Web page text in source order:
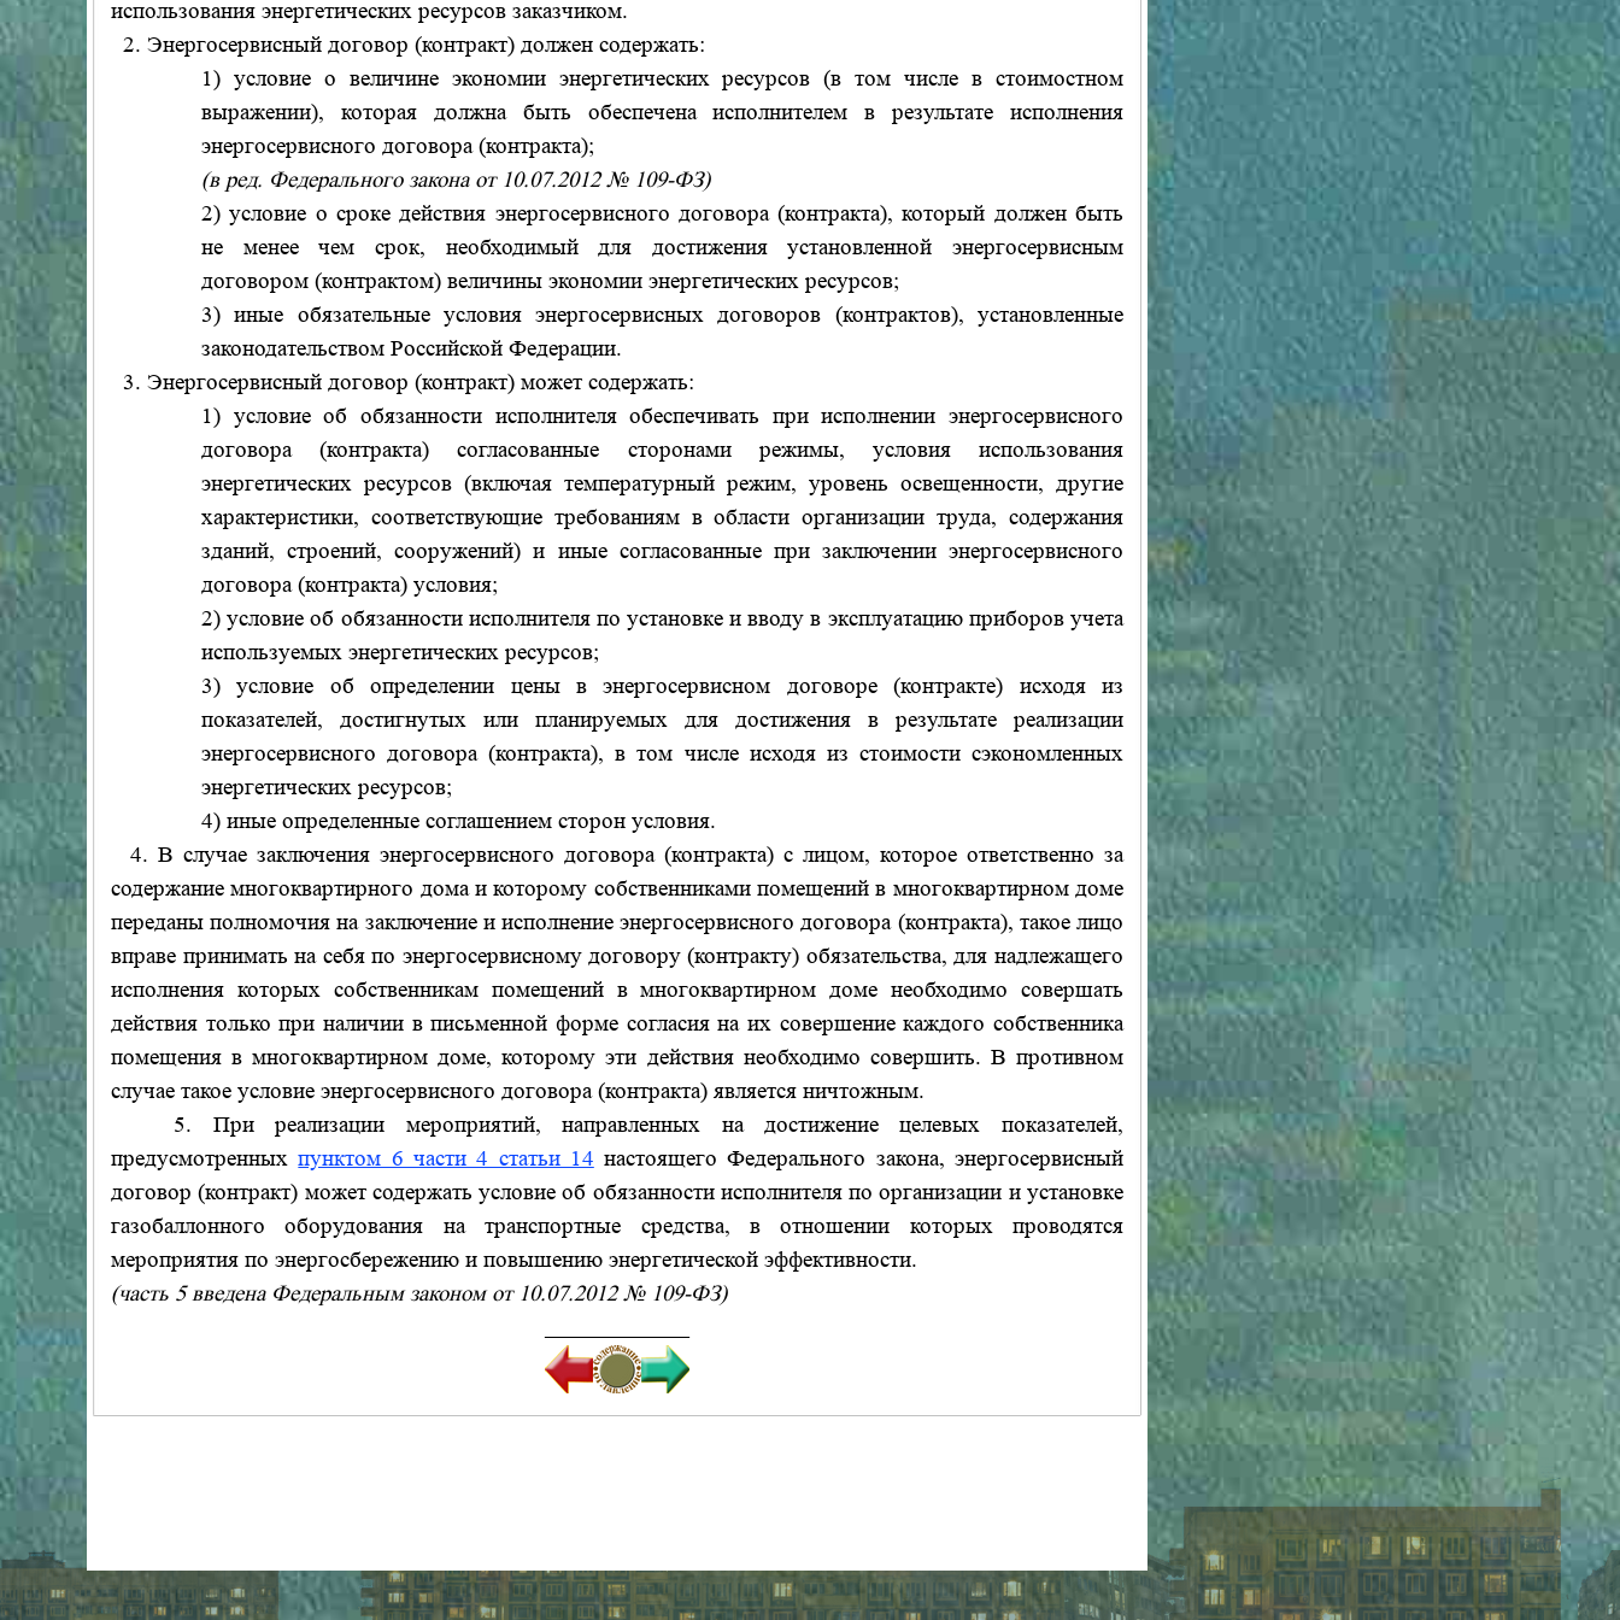
использования энергетических ресурсов заказчиком.
2. Энергосервисный договор (контракт) должен содержать:
1) условие о величине экономии энергетических ресурсов (в том числе в стоимостном
выражении), которая должна быть обеспечена исполнителем в результате исполнения
энергосервисного договора (контракта);
(в ред. Федерального закона от 10.07.2012 № 109-ФЗ)
2) условие о сроке действия энергосервисного договора (контракта), который должен быть
не менее чем срок, необходимый для достижения установленной энергосервисным
договором (контрактом) величины экономии энергетических ресурсов;
3) иные обязательные условия энергосервисных договоров (контрактов), установленные
законодательством Российской Федерации.
3. Энергосервисный договор (контракт) может содержать:
1) условие об обязанности исполнителя обеспечивать при исполнении энергосервисного
договора (контракта) согласованные сторонами режимы, условия использования
энергетических ресурсов (включая температурный режим, уровень освещенности, другие
характеристики, соответствующие требованиям в области организации труда, содержания
зданий, строений, сооружений) и иные согласованные при заключении энергосервисного
договора (контракта) условия;
2) условие об обязанности исполнителя по установке и вводу в эксплуатацию приборов учета
используемых энергетических ресурсов;
3) условие об определении цены в энергосервисном договоре (контракте) исходя из
показателей, достигнутых или планируемых для достижения в результате реализации
энергосервисного договора (контракта), в том числе исходя из стоимости сэкономленных
энергетических ресурсов;
4) иные определенные соглашением сторон условия.
4. В случае заключения энергосервисного договора (контракта) с лицом, которое ответственно за
содержание многоквартирного дома и которому собственниками помещений в многоквартирном доме
переданы полномочия на заключение и исполнение энергосервисного договора (контракта), такое лицо
вправе принимать на себя по энергосервисному договору (контракту) обязательства, для надлежащего
исполнения которых собственникам помещений в многоквартирном доме необходимо совершать
действия только при наличии в письменной форме согласия на их совершение каждого собственника
помещения в многоквартирном доме, которому эти действия необходимо совершить. В противном
случае такое условие энергосервисного договора (контракта) является ничтожным.
5. При реализации мероприятий, направленных на достижение целевых показателей,
предусмотренныхпунктом 6 части 4 статьи 14 настоящего Федерального закона, энергосервисный
договор (контракт) может содержать условие об обязанности исполнителя по организации и установке
газобаллонного оборудования на транспортные средства, в отношении которых проводятся
мероприятия по энергосбережению и повышению энергетической эффективности.
(часть 5 введена Федеральным законом от 10.07.2012 № 109-ФЗ)